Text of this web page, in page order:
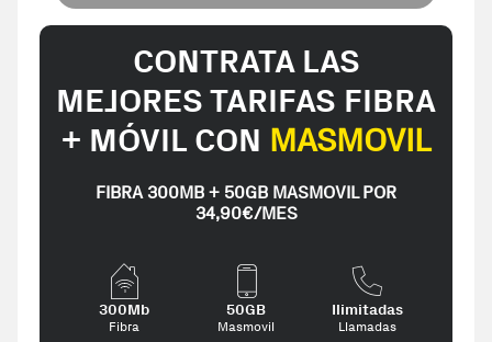
CONTRATA LAS
MEJORES TARIFAS FIBRA
+ MÓVIL CON MASMOVIL
FIBRA 300MB + 50GB MASMOVIL POR
34,90€/MES
300Mb
Fibra
50GB
Masmovil
Ilimitadas
Llamadas